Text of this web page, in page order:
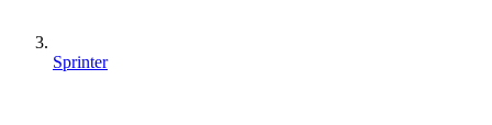
Sprinter